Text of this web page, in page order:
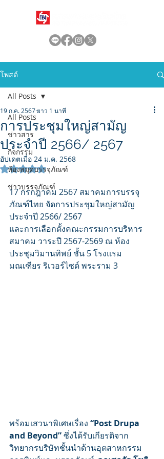
โพสต์
All Posts
ข่าวสาร
กิจกรรม
ห้องสมุดบรรจุภัณฑ์
ข่าวบรรจุภัณฑ์
All Posts
การประชุมใหญ่สามัญ
ประจำปี 2566/ 2567
19 ก.ค. 2567 ยาว 1 นาที
อัปเดตเมื่อ 24 ม.ค. 2568
ได้รับ NaN เต็ม 5 ดาว
17 กรกฎาคม 2567 สมาคมการบรรจุ
ภัณฑ์ไทย จัดการประชุมใหญ่สามัญ
ประจำปี 2566/ 2567
และการเลือกตั้งคณะกรรมการบริหาร
สมาคม วาระปี 2567-2569 ณ ห้อง
ประชุมวิมานทิพย์ ชั้น 5 โรงแรม
มณเฑียร ริเวอร์ไซด์ พระราม 3
พร้อมเสวนาพิเศษเรื่อง “Post Drupa
and Beyond”ซึ่งได้รับเกียรติจาก
วิทยากรบริษัทชั้นนำด้านอุตสาหกรรม